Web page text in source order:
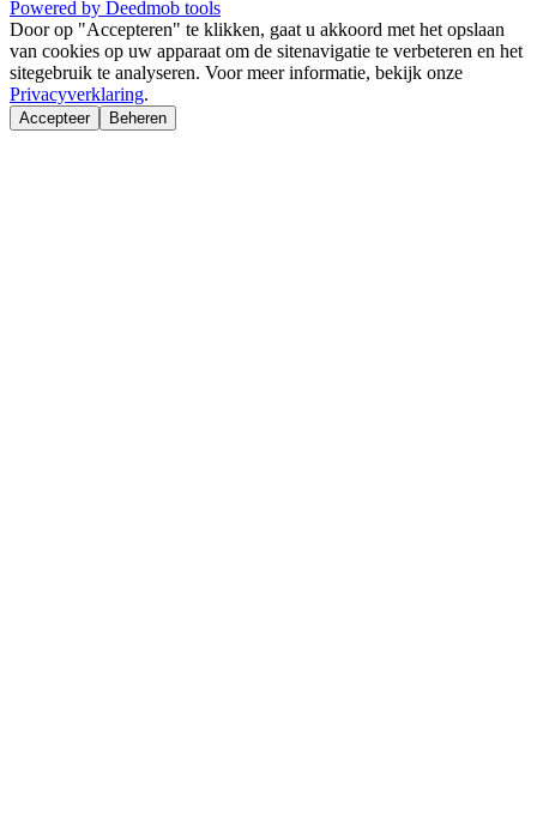
Powered by Deedmob tools
Door op "Accepteren" te klikken, gaat u akkoord met het opslaan
van cookies op uw apparaat om de sitenavigatie te verbeteren en het
sitegebruik te analyseren. Voor meer informatie, bekijk onze
Privacyverklaring.
Accepteer Beheren